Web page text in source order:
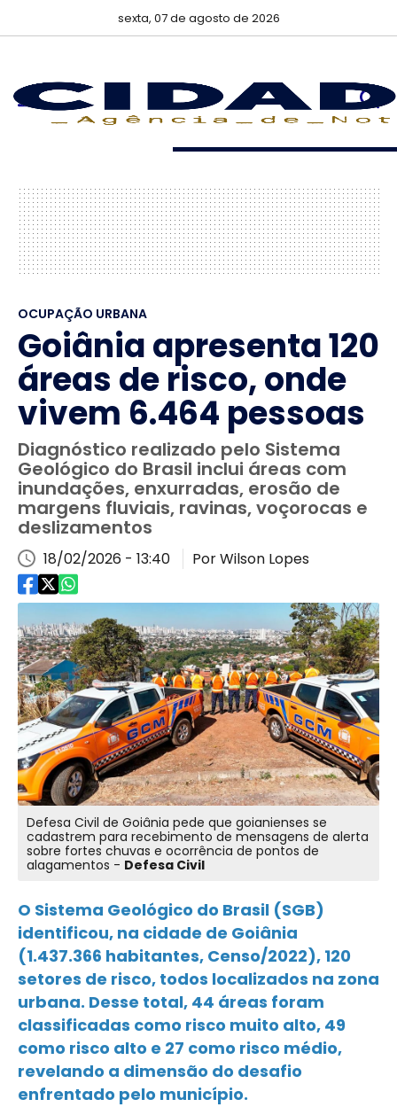
sexta, 07 de agosto de 2026
OCUPAÇÃO URBANA
Goiânia apresenta 120
áreas de risco, onde
vivem 6.464 pessoas
Diagnóstico realizado pelo Sistema
Geológico do Brasil inclui áreas com
inundações, enxurradas, erosão de
margens fluviais, ravinas, voçorocas e
deslizamentos
18/02/2026 - 13:40 Por Wilson Lopes
Defesa Civil de Goiânia pede que goianienses se
cadastrem para recebimento de mensagens de alerta
sobre fortes chuvas e ocorrência de pontos de
alagamentos - Defesa Civil
O Sistema Geológico do Brasil (SGB)
identificou, na cidade de Goiânia
(1.437.366 habitantes, Censo/2022), 120
setores de risco, todos localizados na zona
urbana. Desse total, 44 áreas foram
classificadas como risco muito alto, 49
como risco alto e 27 como risco médio,
revelando a dimensão do desafio
enfrentado pelo município.